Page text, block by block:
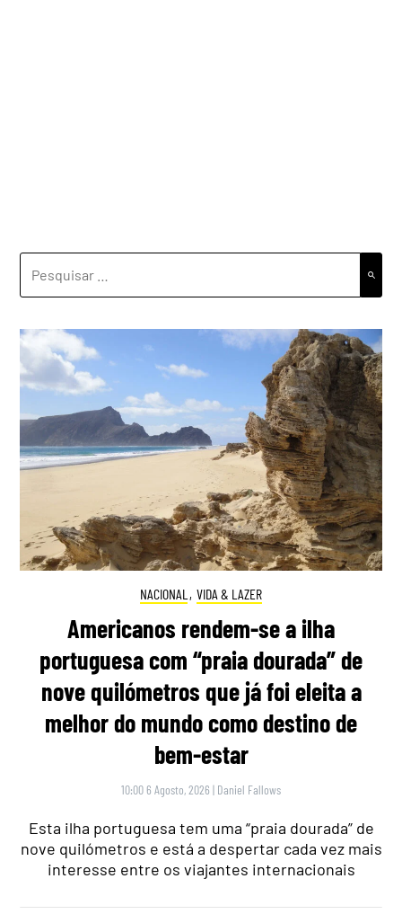
NACIONAL , VIDA & LAZER
Americanos rendem-se a ilha
portuguesa com “praia dourada” de
nove quilómetros que já foi eleita a
melhor do mundo como destino de
bem-estar
10:00 6 Agosto, 2026 | Daniel Fallows
Esta ilha portuguesa tem uma “praia dourada” de
nove quilómetros e está a despertar cada vez mais
interesse entre os viajantes internacionais